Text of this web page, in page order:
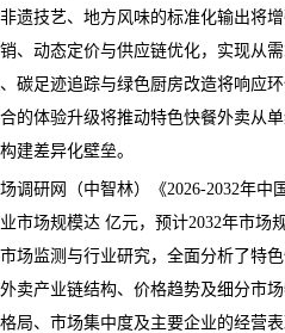
遗技艺、地方风味的标准化输出将
、动态定价与供应链优化，实现从
碳足迹追踪与绿色厨房改造将响应
合的体验升级将推动特色快餐外卖从
建差异化壁垒。
调研网（中智林）《2026-2032年中
市场规模达 亿元，预计2032年市场
场监测与行业研究，全面分析了特
卖产业链结构、价格趋势及细分市
局、市场集中度及主要企业的经营